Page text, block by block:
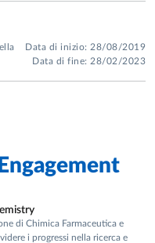
Data di inizio: 28/08/2019
Data di fine: 28/02/2023
di Chimica Farmaceutica e
i progressi nella ricerca e